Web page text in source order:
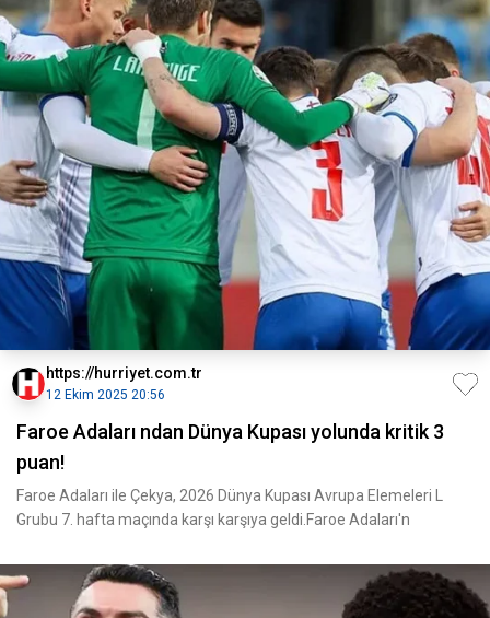
https://hurriyet.com.tr
12 Ekim 2025 20:56
Faroe Adaları ndan Dünya Kupası yolunda kritik 3
puan!
Faroe Adaları ile Çekya, 2026 Dünya Kupası Avrupa Elemeleri L
Grubu 7. hafta maçında karşı karşıya geldi.Faroe Adaları'n